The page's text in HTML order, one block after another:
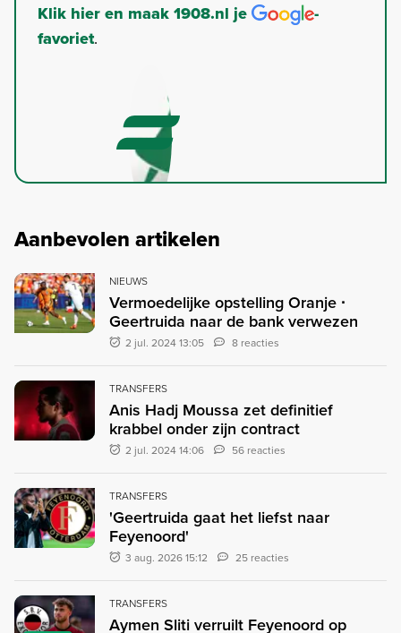
Klik hier en maak 1908.nl je
-
favoriet.
Aanbevolen artikelen
NIEUWS
Vermoedelijke opstelling Oranje ∙
Geertruida naar de bank verwezen
2 jul. 2024 13:05 8 reacties
TRANSFERS
Anis Hadj Moussa zet definitief
krabbel onder zijn contract
2 jul. 2024 14:06 56 reacties
TRANSFERS
'Geertruida gaat het liefst naar
Feyenoord'
3 aug. 2026 15:12 25 reacties
TRANSFERS
Aymen Sliti verruilt Feyenoord op